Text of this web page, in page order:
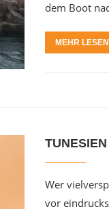
dem Boot
MEHR LESEN
Wer
vor